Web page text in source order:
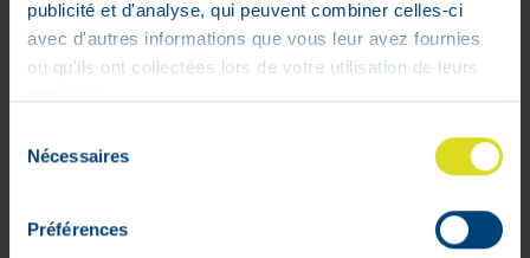
publicité et d'analyse, qui peuvent combiner celles-ci
avec d'autres informations que vous leur avez fournies
ou qu'ils ont collectées lors de votre utilisation de leurs
Nécessaires
Préférences
17,26€
Stock faible